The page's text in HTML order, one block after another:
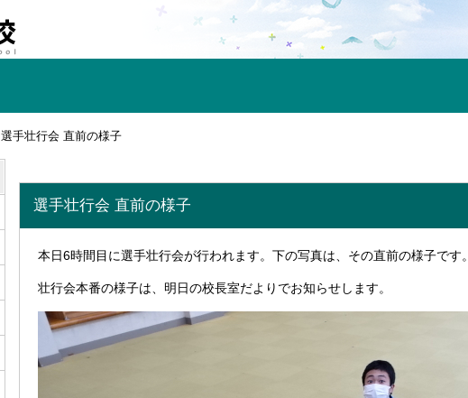
選手壮行会 直前の様子
選手壮行会 直前の様子
本日6時間目に選手壮行会が行われます。下の写真は、その直前の様子です。
壮行会本番の様子は、明日の校長室だよりでお知らせします。